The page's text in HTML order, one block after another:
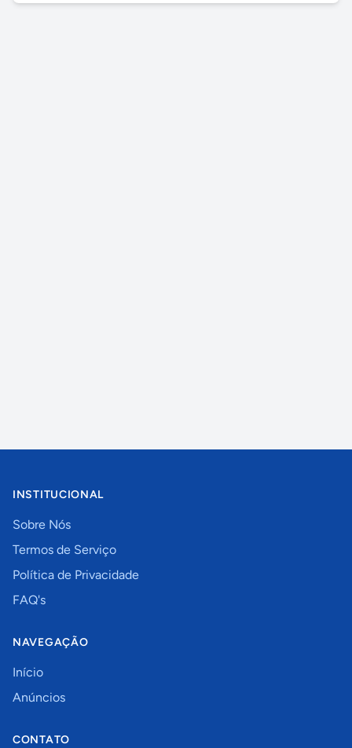
INSTITUCIONAL
Sobre Nós
Termos de Serviço
Política de Privacidade
FAQ's
NAVEGAÇÃO
Início
Anúncios
CONTATO